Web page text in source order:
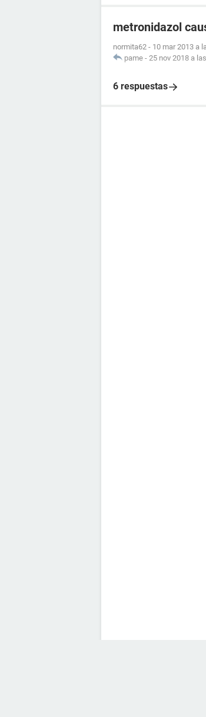
metronidazol
normita62 - 10 mar 2013 a
pame - 25 nov 2018 a
6 respuestas